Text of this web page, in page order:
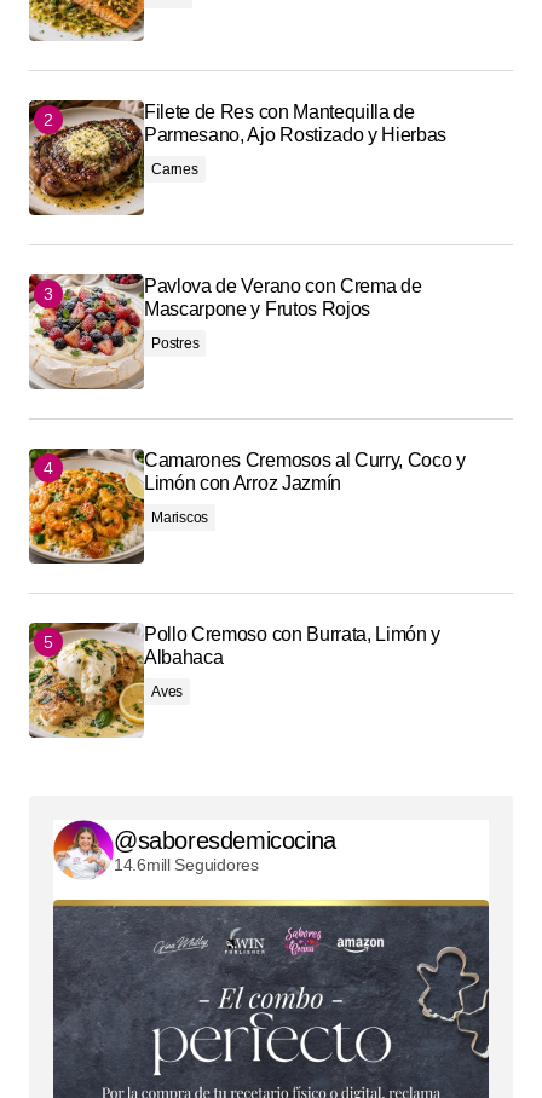
Filete de Res con Mantequilla de
Parmesano, Ajo Rostizado y Hierbas
Carnes
Pavlova de Verano con Crema de
Mascarpone y Frutos Rojos
Postres
Camarones Cremosos al Curry, Coco y
Limón con Arroz Jazmín
Mariscos
Pollo Cremoso con Burrata, Limón y
Albahaca
Aves
@saboresdemicocina
14.6mill Seguidores